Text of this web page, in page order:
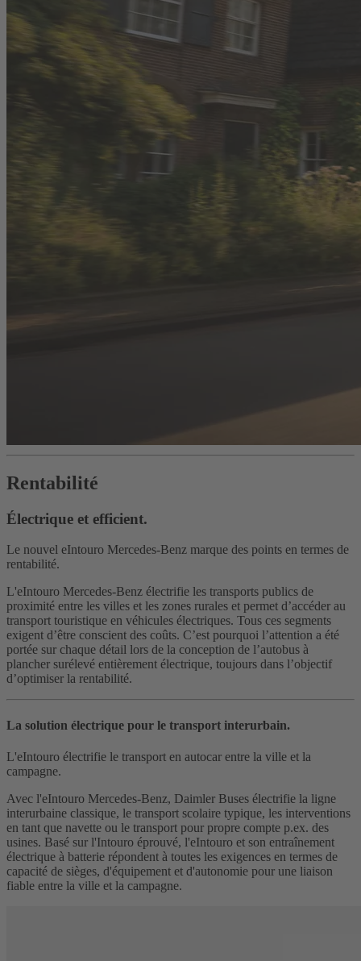
Rentabilité
Électrique et efficient.
Le nouvel eIntouro Mercedes-Benz marque des points en termes de
rentabilité.
L'eIntouro Mercedes-Benz électrifie les transports publics de
proximité entre les villes et les zones rurales et permet d’accéder au
transport touristique en véhicules électriques. Tous ces segments
exigent d’être conscient des coûts. C’est pourquoi l’attention a été
portée sur chaque détail lors de la conception de l’autobus à
plancher surélevé entièrement électrique, toujours dans l’objectif
d’optimiser la rentabilité.
La solution électrique pour le transport interurbain.
L'eIntouro électrifie le transport en autocar entre la ville et la
campagne.
Avec l'eIntouro Mercedes-Benz, Daimler Buses électrifie la ligne
interurbaine classique, le transport scolaire typique, les interventions
en tant que navette ou le transport pour propre compte p.ex. des
usines. Basé sur l'Intouro éprouvé, l'eIntouro et son entraînement
électrique à batterie répondent à toutes les exigences en termes de
capacité de sièges, d'équipement et d'autonomie pour une liaison
fiable entre la ville et la campagne.